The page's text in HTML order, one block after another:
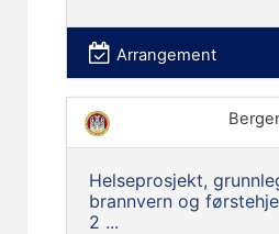
Arrangement
Helseprosjekt,
brannvern og
2 ...